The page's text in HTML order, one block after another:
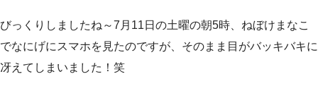
びっくりしましたね～7月11日の土曜の朝5時、ねぼけまなこ
でなにげにスマホを見たのですが、そのまま目がバッキバキに
冴えてしまいました！笑